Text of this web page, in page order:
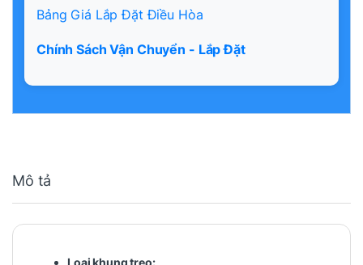
Bảng Giá Lắp Đặt Điều Hòa
Chính Sách Vận Chuyển - Lắp Đặt
Mô tả